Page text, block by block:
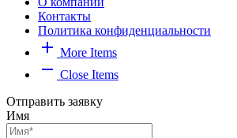
Контакты
Политика конфиденциальности
add More Items
remove Close Items
Отправить заявку
Имя